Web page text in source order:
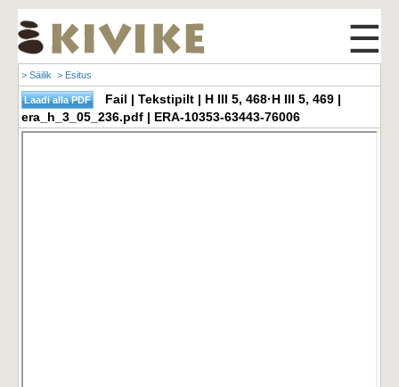
☰
> Säilik > Esitus
Fail | Tekstipilt | H III 5, 468·H III 5, 469 |
era_h_3_05_236.pdf | ERA-10353-63443-76006